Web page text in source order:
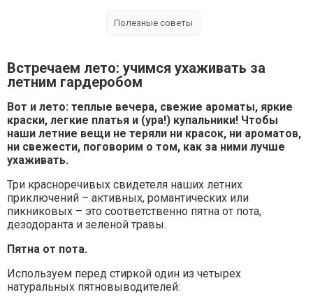
Встречаем лето: учимся ухаживать за
летним гардеробом
Вот и лето: теплые вечера, свежие ароматы, яркие
краски, легкие платья и (ура!) купальники! Чтобы
наши летние вещи не теряли ни красок, ни ароматов,
ни свежести, поговорим о том, как за ними лучше
ухаживать.
Три красноречивых свидетеля наших летних
приключений – активных, романтических или
пикниковых – это соответственно пятна от пота,
дезодоранта и зеленой травы.
Пятна от пота.
Используем перед стиркой один из четырех
натуральных пятновыводителей:
Полезные советы